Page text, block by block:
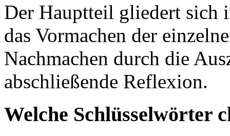
Der Hauptteil gliedert sich
das Vormachen der
Nachmachen durch die
abschließende Reflexion.
Welche Schlüsselwörter